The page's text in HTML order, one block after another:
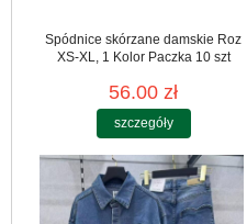
Spódnice skórzane damskie Roz
XS-XL, 1 Kolor Paczka 10 szt
56.00 zł
szczegóły